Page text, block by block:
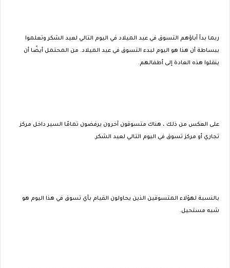
ربما بدأ آباؤهم التسوق في عيد الميلاد في اليوم التالي لعيد الشكر وتعلموا
ببساطة أن هذا هو اليوم لبدء التسوق في عيد الميلاد. من المحتمل أيضًا أن
ينقلوا هذه العادة إلى أطفالهم.
على العكس من ذلك ، هناك متسوقون آخرون يرفضون تمامًا السير داخل مركز
تجاري أو مركز تسوق في اليوم التالي لعيد الشكر.
بالنسبة لهؤلاء المتسوقين الذين يحاولون القيام بأي تسوق في هذا اليوم هو
شبه مستحيل.